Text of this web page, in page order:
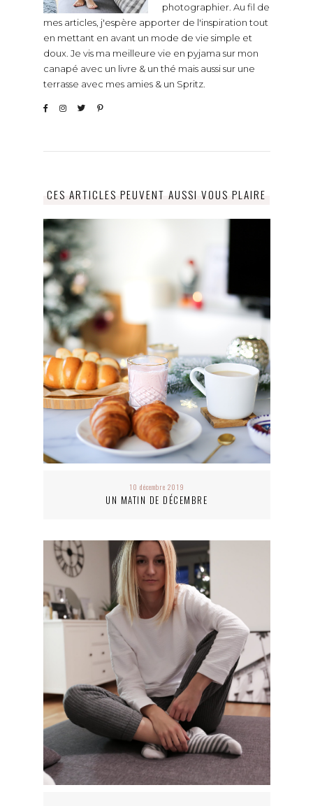
photographier. Au fil de
mes articles, j'espère apporter de l'inspiration tout
en mettant en avant un mode de vie simple et
doux. Je vis ma meilleure vie en pyjama sur mon
canapé avec un livre & un thé mais aussi sur une
terrasse avec mes amies & un Spritz.
CES ARTICLES PEUVENT AUSSI VOUS PLAIRE
10 décembre 2019
UN MATIN DE DÉCEMBRE